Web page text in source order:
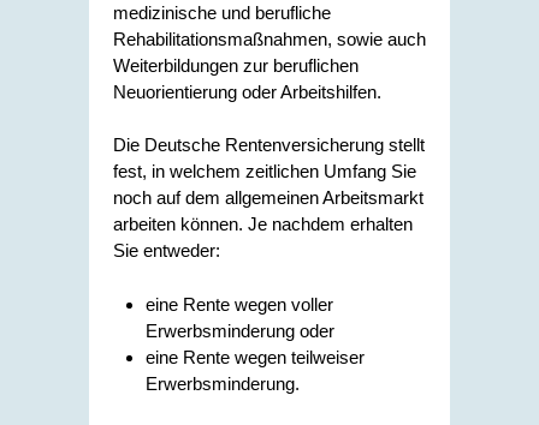
medizinische und berufliche
Rehabilitationsmaßnahmen, sowie auch
Weiterbildungen zur beruflichen
Neuorientierung oder Arbeitshilfen.
Die Deutsche Rentenversicherung stellt
fest, in welchem zeitlichen Umfang Sie
noch auf dem allgemeinen Arbeitsmarkt
arbeiten können. Je nachdem erhalten
Sie entweder:
eine Rente wegen voller
Erwerbsminderung oder
eine Rente wegen teilweiser
Erwerbsminderung.